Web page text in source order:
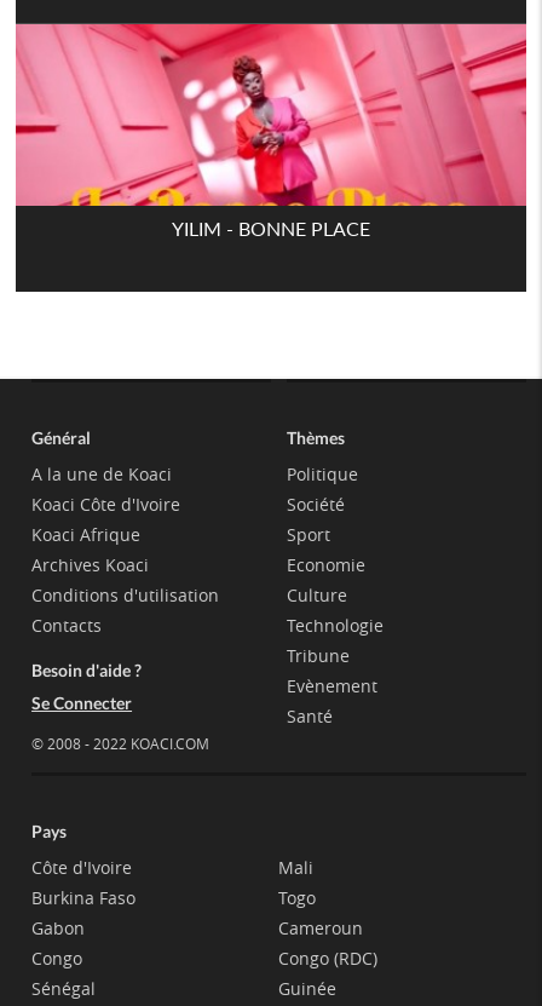
YILIM - BONNE PLACE
Général
A la une de Koaci
Koaci Côte d'Ivoire
Koaci Afrique
Archives Koaci
Conditions d'utilisation
Contacts
Besoin d'aide ?
Se Connecter
© 2008 - 2022 KOACI.COM
Thèmes
Politique
Société
Sport
Economie
Culture
Technologie
Tribune
Evènement
Santé
Pays
Côte d'Ivoire
Burkina Faso
Gabon
Congo
Sénégal
Mali
Togo
Cameroun
Congo (RDC)
Guinée